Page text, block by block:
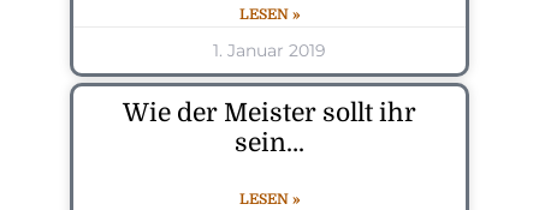
LESEN »
1. Januar 2019
Wie der Meister sollt ihr
sein…
LESEN »